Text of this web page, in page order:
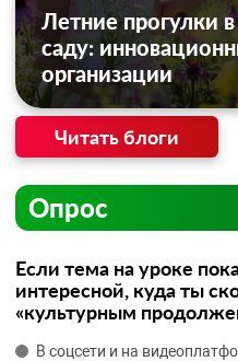
Летние прогулки
саду:
организации
Читать блоги
Опрос
Если тема на уроке
интересной, куда ты
«культурным
В соцсети и на